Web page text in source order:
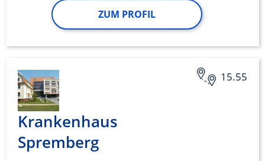
ZUM PROFIL
15.55
Krankenhaus
Spremberg